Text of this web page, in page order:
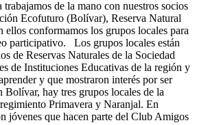
trabajamos de la mano con nuestros socios
Ecofuturo (Bolívar), Reserva Natural
ellos conformamos los grupos locales para
participativo. Los grupos locales están
de Reservas Naturales de la Sociedad
de Instituciones Educativas de la región y
y que mostraron interés por ser
Bolívar, hay tres grupos locales de la
Primavera y Naranjal. En
jóvenes que hacen parte del Club Amigos